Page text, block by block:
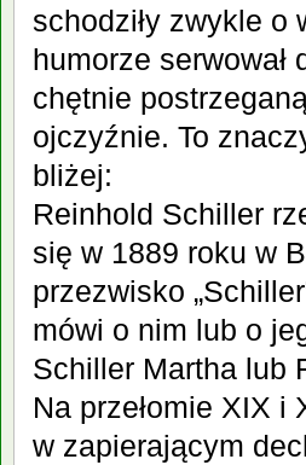
schodziły zwykle o
humorze serwował
chętnie
ojczyźnie. To
bliżej:
Reinhold Schiller
się w 1889 roku w
przezwisko
mówi o nim lub o
Schiller Martha lub
Na przełomie XIX i
w zapierającym